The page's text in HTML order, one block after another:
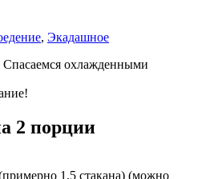
, Экадашное
Спасаемся охлажденными
2 порции
1,5 стакана) (можно